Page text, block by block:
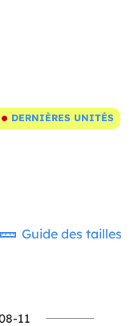
DERNIÈRES UNITÉS
Guide des tailles
11